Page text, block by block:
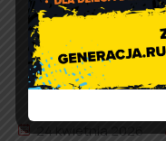
24 kwietnia 2026